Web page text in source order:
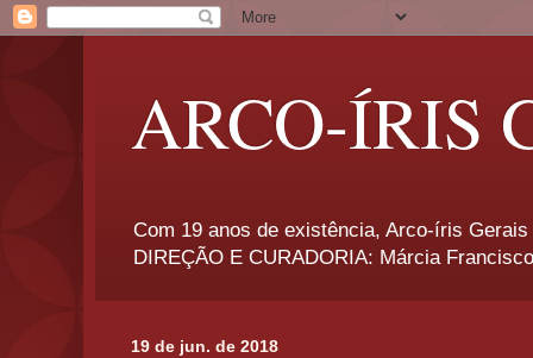
ARCO-ÍRIS
Com 19 anos de existência, Arco-íris
DIREÇÃO E CURADORIA: Márcia
19 de jun. de 2018